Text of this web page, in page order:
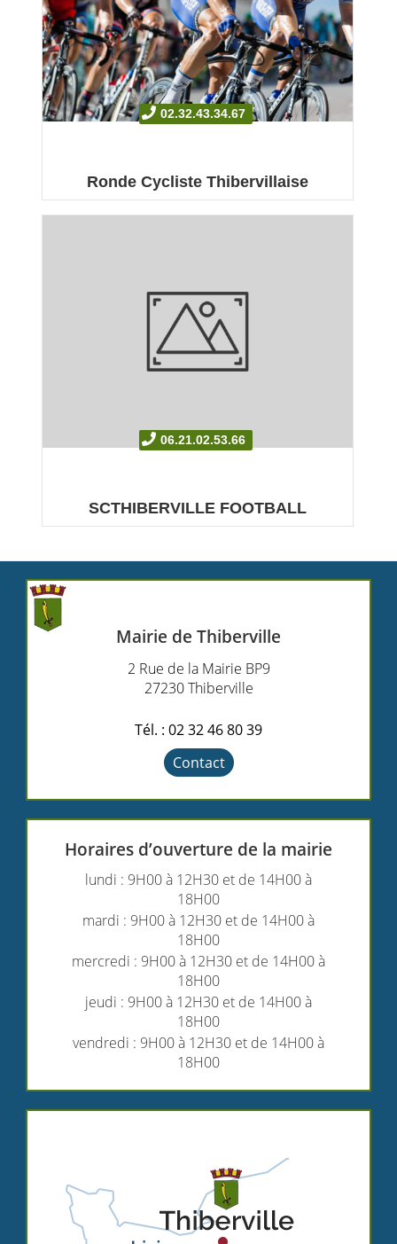
02.32.43.34.67
Ronde Cycliste Thibervillaise
Organisation d’évènements autour du Cyclisme sur
06.21.02.53.66
SCTHIBERVILLE FOOTBALL
FFF ...
Mairie de Thiberville
2 Rue de la Mairie BP9
27230 Thiberville
Tél. : 02 32 46 80 39
Contact
Horaires d’ouverture de la mairie
lundi : 9H00 à 12H30 et de 14H00 à
18H00
mardi : 9H00 à 12H30 et de 14H00 à
18H00
mercredi : 9H00 à 12H30 et de 14H00 à
18H00
jeudi : 9H00 à 12H30 et de 14H00 à
18H00
vendredi : 9H00 à 12H30 et de 14H00 à
18H00